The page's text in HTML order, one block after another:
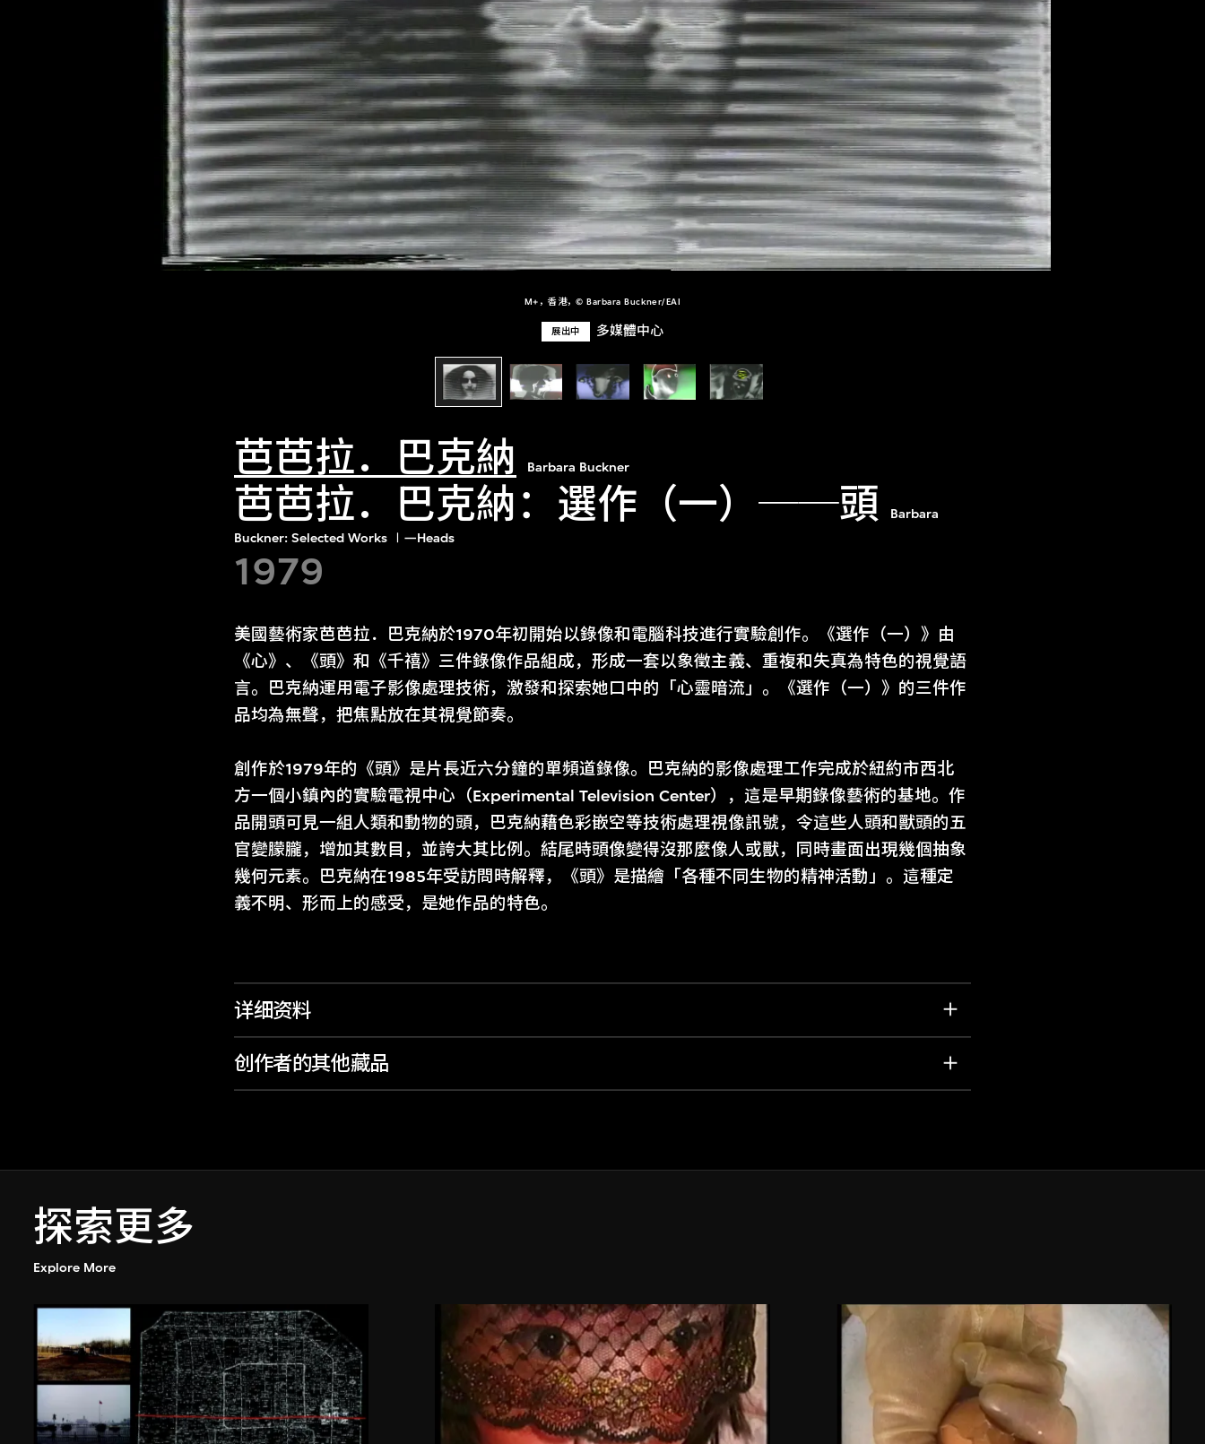
M+，香港，© Barbara Buckner/EAI
展出中 多媒體中心
芭芭拉．巴克納 Barbara Buckner
芭芭拉．巴克納：選作（一）──頭
Barbara
Buckner: Selected Works Ⅰ—Heads
1979
美國藝術家芭芭拉．巴克納於1970年初開始以錄像和電腦科技進行實驗創作。《選作（一）》由
《心》、《頭》和《千禧》三件錄像作品組成，形成一套以象徵主義、重複和失真為特色的視覺語
言。巴克納運用電子影像處理技術，激發和探索她口中的「心靈暗流」。《選作（一）》的三件作
品均為無聲，把焦點放在其視覺節奏。
創作於1979年的《頭》是片長近六分鐘的單頻道錄像。巴克納的影像處理工作完成於紐約市西北
方一個小鎮內的實驗電視中心（Experimental Television Center），這是早期錄像藝術的基地。作
品開頭可見一組人類和動物的頭，巴克納藉色彩嵌空等技術處理視像訊號，令這些人頭和獸頭的五
官變朦朧，增加其數目，並誇大其比例。結尾時頭像變得沒那麼像人或獸，同時畫面出現幾個抽象
幾何元素。巴克納在1985年受訪問時解釋，《頭》是描繪「各種不同生物的精神活動」。這種定
義不明、形而上的感受，是她作品的特色。
详细资料
创作者的其他藏品
探索更多
Explore More